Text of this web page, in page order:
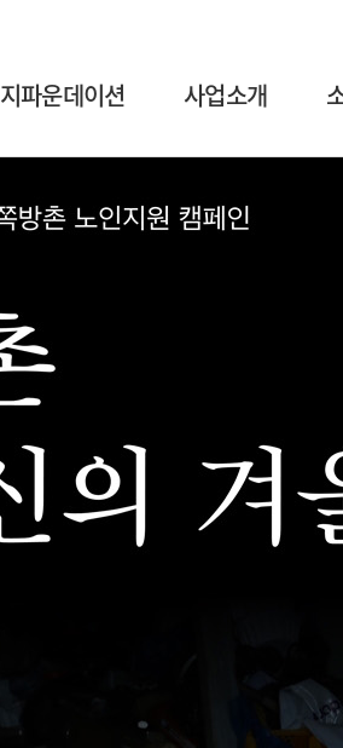
지파운데이션 사업소개